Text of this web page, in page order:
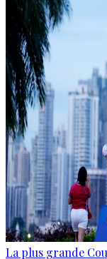
La plus grande